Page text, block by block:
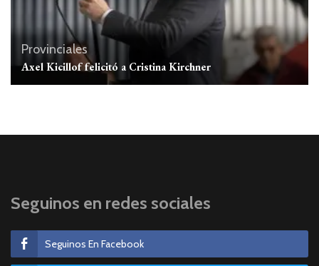
Provinciales
Axel Kicillof felicitó a Cristina Kirchner
Seguinos en redes sociales
Seguinos En Facebook